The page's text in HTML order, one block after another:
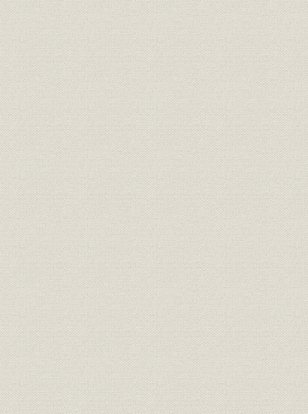
組織;規則 盟約書 明治九年
規則;役員 大元方規程 明治九年
財務・業績
大元方 明治九年春季・秋季惣勘
定
明治九年
定、明治
惣勘定
経営
三井物産会社創立願書(会社創立
御願)
明治九年
経営;規則
三井物産会社創立ニ付同族ト物
産会社々主トノ約定書
明治九年
規則 三井物産会社規則 明治九年
規則 三井物産会社商売取扱手続概略 明治九年
組織;従業員 三井物産会社社員職制 明治一三
財務・業績
三井物産会社資本金額確定ニ付
三井組大元方宛通知状
明治一三
経営;規則
大元方規程改正ニ付相談心得覚
書
明治一〇
経営;規則 盟約書之内改正箇条書 明治一一年
経営;規則 大元方規定改正書 明治一一